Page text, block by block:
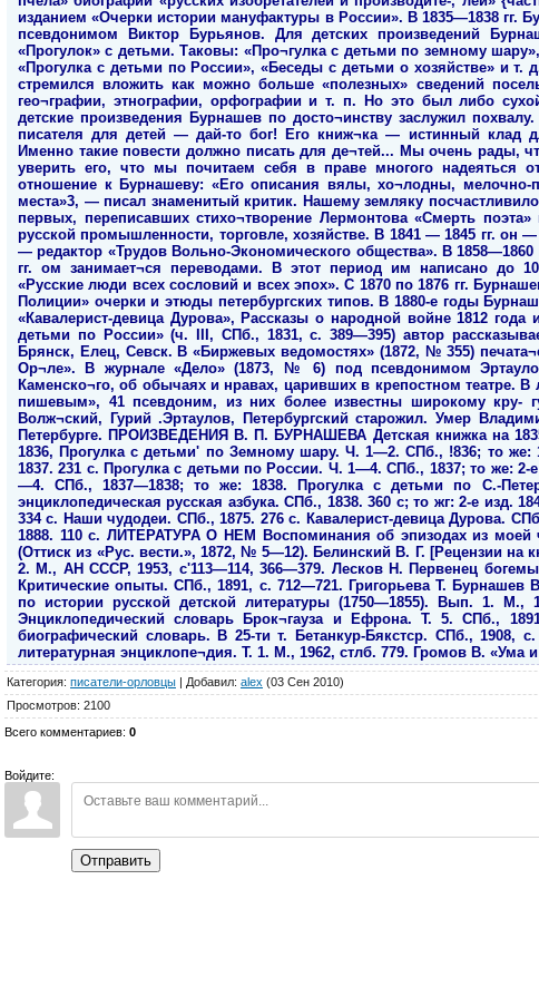
изданием «Очерки истории мануфактуры в России». В 1835—1838 гг.
псевдонимом Виктор Бурьянов. Для детских произведений
«Прогулок» с детьми. Таковы: «Про¬гулка с детьми по земному
«Прогулка с детьми по России», «Беседы с детьми о хозяйстве» и т.
стремился вложить как можно больше «полезных» сведений
гео¬графии, этнографии, орфографии и т. п. Но это был либо
детские произведения Бурнашев по досто¬инству заслужил
писателя для детей — дай-то бог! Его книж¬ка — истинный клад
Именно такие повести должно писать для де¬тей... Мы очень рады,
уверить его, что мы почитаем себя в праве многого надеяться
отношение к Бурнашеву: «Его описания вялы, хо¬лодны,
места»3, — писал знаменитый критик. Нашему земляку
первых, переписавших стихо¬творение Лермонтова «Смерть
русской промышленности, торговле, хозяйстве. В 1841 — 1845 гг. он
— редактор «Трудов Вольно-Экономического общества». В
гг. ом занимает¬ся переводами. В этот период им написано до
«Русские люди всех сословий и всех эпох». С 1870 по 1876 гг.
Полиции» очерки и этюды петербургских типов. В 1880-е годы
«Кавалерист-девица Дурова», Рассказы о народной войне 1812
детьми по России» (ч. III, СПб., 1831, с. 389—395) автор
Брянск, Елец, Севск. В «Биржевых ведомостях» (1872, № 355)
Ор¬ле». В журнале «Дело» (1873, № 6) под псевдонимом
Каменско¬го, об обычаях и нравах, царивших в крепостном театре.
пишевым», 41 псевдоним, из них более известны широкому кру-
Волж¬ский, Гурий .Эртаулов, Петербургский старожил. Умер
Петербурге. ПРОИЗВЕДЕНИЯ В. П. БУРНАШЕВА Детская книжка на
1836, Прогулка с детьми' по Земному шару. Ч. 1—2. СПб., !836; то же:
1837. 231 с. Прогулка с детьми по России. Ч. 1—4. СПб., 1837; то же: 2-
—4. СПб., 1837—1838; то же: 1838. Прогулка с детьми по С.-
энциклопедическая русская азбука. СПб., 1838. 360 с; то жг: 2-е изд.
334 с. Наши чудодеи. СПб., 1875. 276 с. Кавалерист-девица Дурова.
1888. 110 с. ЛИТЕРАТУРА О НЕМ Воспоминания об эпизодах из моей
(Оттиск из «Рус. вести.», 1872, № 5—12). Белинский В. Г. [Рецензии
2. М., АН СССР, 1953, с'113—114, 366—379. Лесков Н. Первенец
Критические опыты. СПб., 1891, с. 712—721. Григорьева Т.
по истории русской детской литературы (1750—1855). Вып. 1.
Энциклопедический словарь Брок¬гауза и Ефрона. Т. 5. СПб.,
биографический словарь. В 25-ти т. Бетанкур-Бякстср. СПб.,
литературная энциклопе¬дия. Т. 1. М., 1962, стлб. 779. Громов В. «Ума
Категория: писатели-орловцы | Добавил: alex (03 Сен 2010)
Просмотров: 2100
Всего комментариев: 0
Войдите:
Отправить